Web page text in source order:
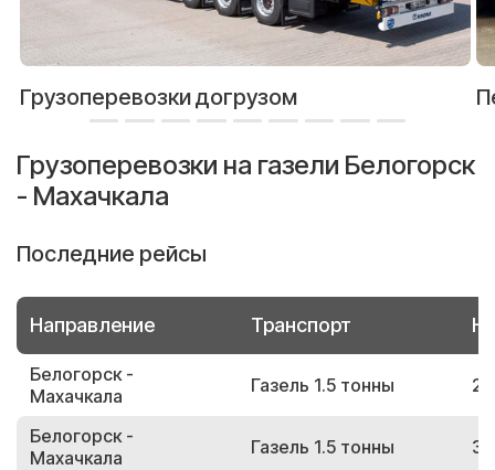
Грузоперевозки догрузом
Грузоперевозки на газели Белогорск
- Махачкала
Последние рейсы
Направление Транспорт
Белогорск -
Махачкала
Газель 1.5 тонны
Белогорск -
Махачкала
Газель 1.5 тонны